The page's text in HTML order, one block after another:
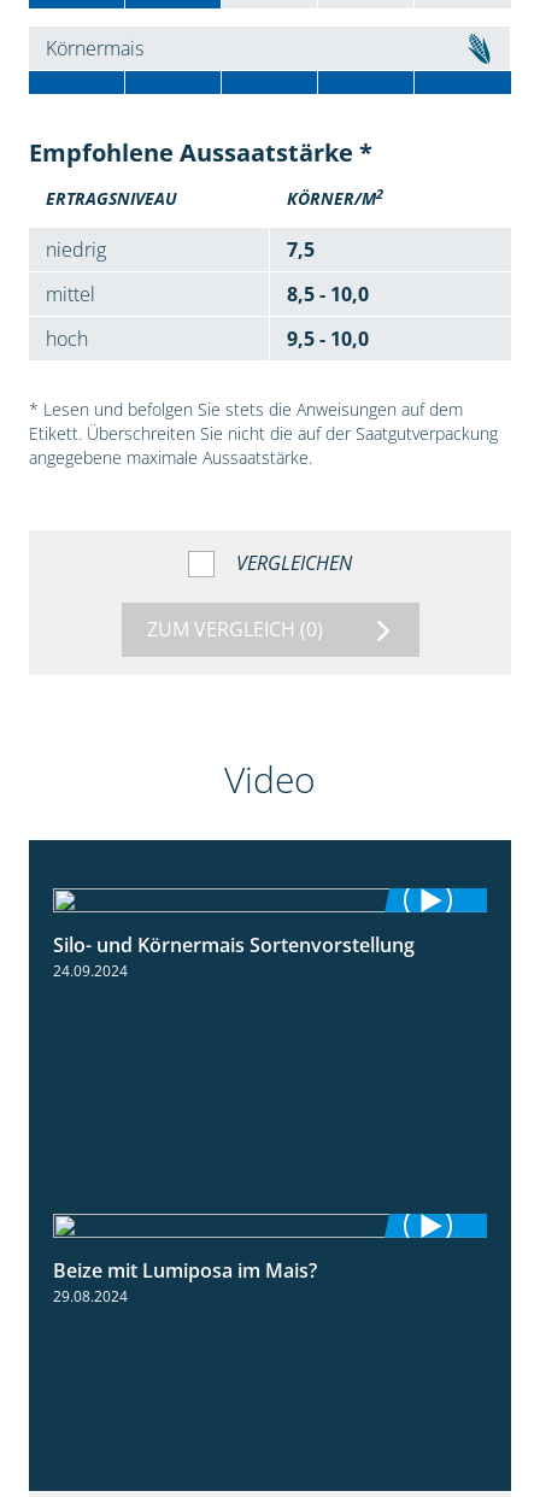
Körnermais
Empfohlene Aussaatstärke *
ERTRAGSNIVEAU KÖRNER/M2
niedrig
7,5
mittel
8,5 - 10,0
hoch
9,5 - 10,0
* Lesen und befolgen Sie stets die Anweisungen auf dem
Etikett. Überschreiten Sie nicht die auf der Saatgutverpackung
angegebene maximale Aussaatstärke.
VERGLEICHEN
ZUM VERGLEICH (0)
Video
4:26
Silo- und Körnermais Sortenvorstellung
24.09.2024
Beize mit Lumiposa im Mais?
29.08.2024